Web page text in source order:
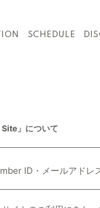
SCHEDULE
」について
ID・メールアドレ